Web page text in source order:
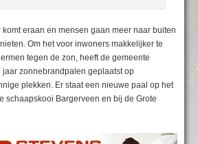
komt eraan en mensen gaan meer naar buiten
Om het voor inwoners makkelijker te
tegen de zon, heeft de gemeente
jaar zonnebrandpalen geplaatst op
plekken. Er staat een nieuwe paal op het
schaapskooi Bargerveen en bij de Grote